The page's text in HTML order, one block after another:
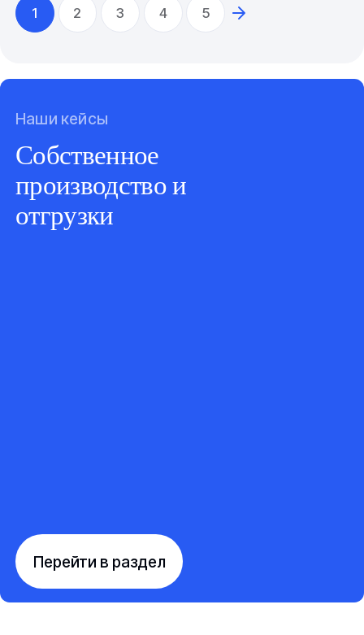
1 2 3 4 5
Наши кейсы
Собственное
производство и
отгрузки
Перейти в раздел